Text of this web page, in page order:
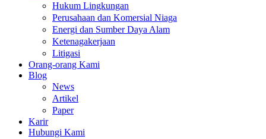
Hukum Lingkungan
Perusahaan dan Komersial Niaga
Energi dan Sumber Daya Alam
Ketenagakerjaan
Litigasi
Orang-orang Kami
Blog
News
Artikel
Paper
Karir
Hubungi Kami